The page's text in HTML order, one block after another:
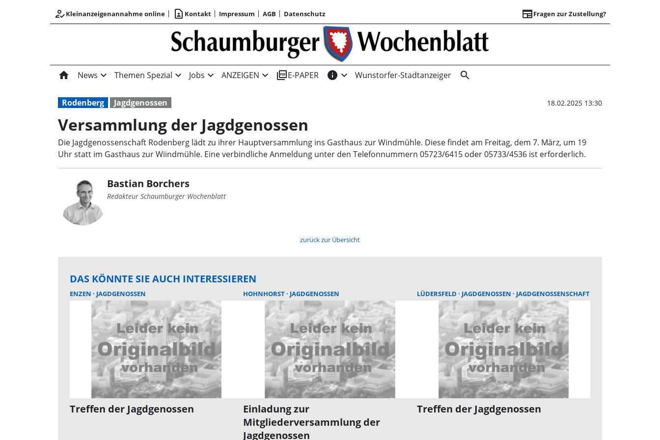
how_to_regKleinanzeigenannahme online contact_page Kontakt Impressum AGB Datenschutz newspaperFragen zur Zustellung?
Versammlung der
home News expand_more Themen Spezial expand_more Jobs expand_more ANZEIGEN expand_more picture_as_pdfE-PAPER info expand_more Wunstorfer-Stadtanzeiger search
Rodenberg Jagdgenossen 18.02.2025 13:30
Versammlung der Jagdgenossen
Die Jagdgenossenschaft Rodenberg lädt zu ihrer Hauptversammlung ins Gasthaus zur Windmühle. Diese findet am Freitag, dem 7. März, um 19
Uhr statt im Gasthaus zur Wiindmühle. Eine verbindliche Anmeldung unter den Telefonnummern 05723/6415 oder 05733/4536 ist erforderlich.
Bastian Borchers
Redakteur Schaumburger Wochenblatt
zurück zur Übersicht
DAS KÖNNTE SIE AUCH INTERESSIEREN
ENZEN JAGDGENOSSEN
Treffen der Jagdgenossen
HOHNHORST JAGDGENOSSEN
Einladung zur
Mitgliederversammlung der
Jagdgenossen
LÜDERSFELD JAGDGENOSSEN JAGDGENOSSENSCHAFT
Treffen der Jagdgenossen